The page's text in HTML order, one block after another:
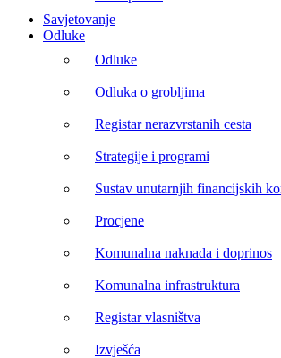
Savjetovanje
Odluke
Odluke
Odluka o grobljima
Registar nerazvrstanih cesta
Strategije i programi
Sustav unutarnjih financijskih
Procjene
Komunalna naknada i doprinos
Komunalna infrastruktura
Registar vlasništva
Izvješća